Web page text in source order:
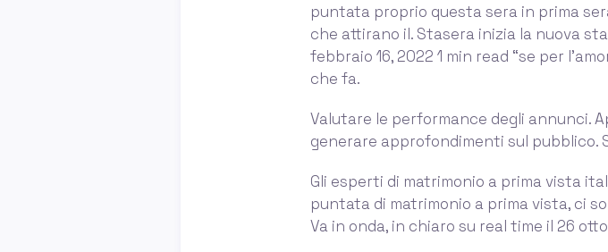
puntata proprio questa sera in prima
che attirano il. Stasera inizia la nuova
febbraio 16, 2022 1 min read “se per
che fa.
Valutare le performance degli annunci.
generare approfondimenti sul pubblico.
Gli esperti di matrimonio a prima vista
puntata di matrimonio a prima vista, ci
Va in onda, in chiaro su real time il 26